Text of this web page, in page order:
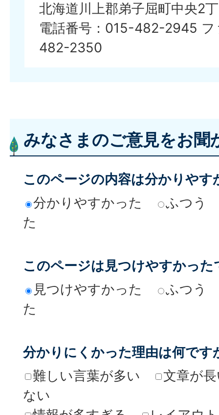
北海道川上郡弟子屈町中央2
電話番号：015-482-2945
482-2350
みなさまのご意見をお聞
このページの内容は分かりやす
分かりやすかった
ふつう
た
このページは見つけやすかった
見つけやすかった
ふつう
た
分かりにくかった理由は何です
難しい言葉が多い
文章が
ない